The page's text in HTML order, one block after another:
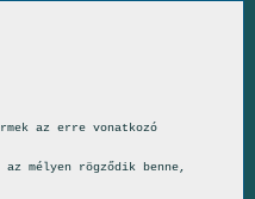
az erre vonatkozó
mélyen rögződik benne,